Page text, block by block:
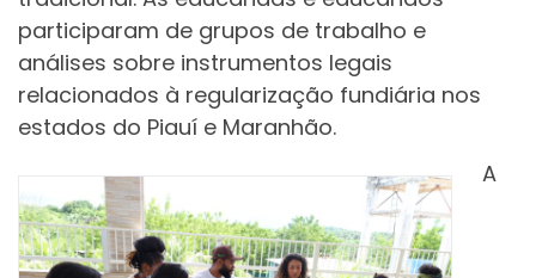
participaram de grupos de trabalho e
análises sobre instrumentos legais
relacionados à regularização fundiária nos
estados do Piauí e Maranhão.
A